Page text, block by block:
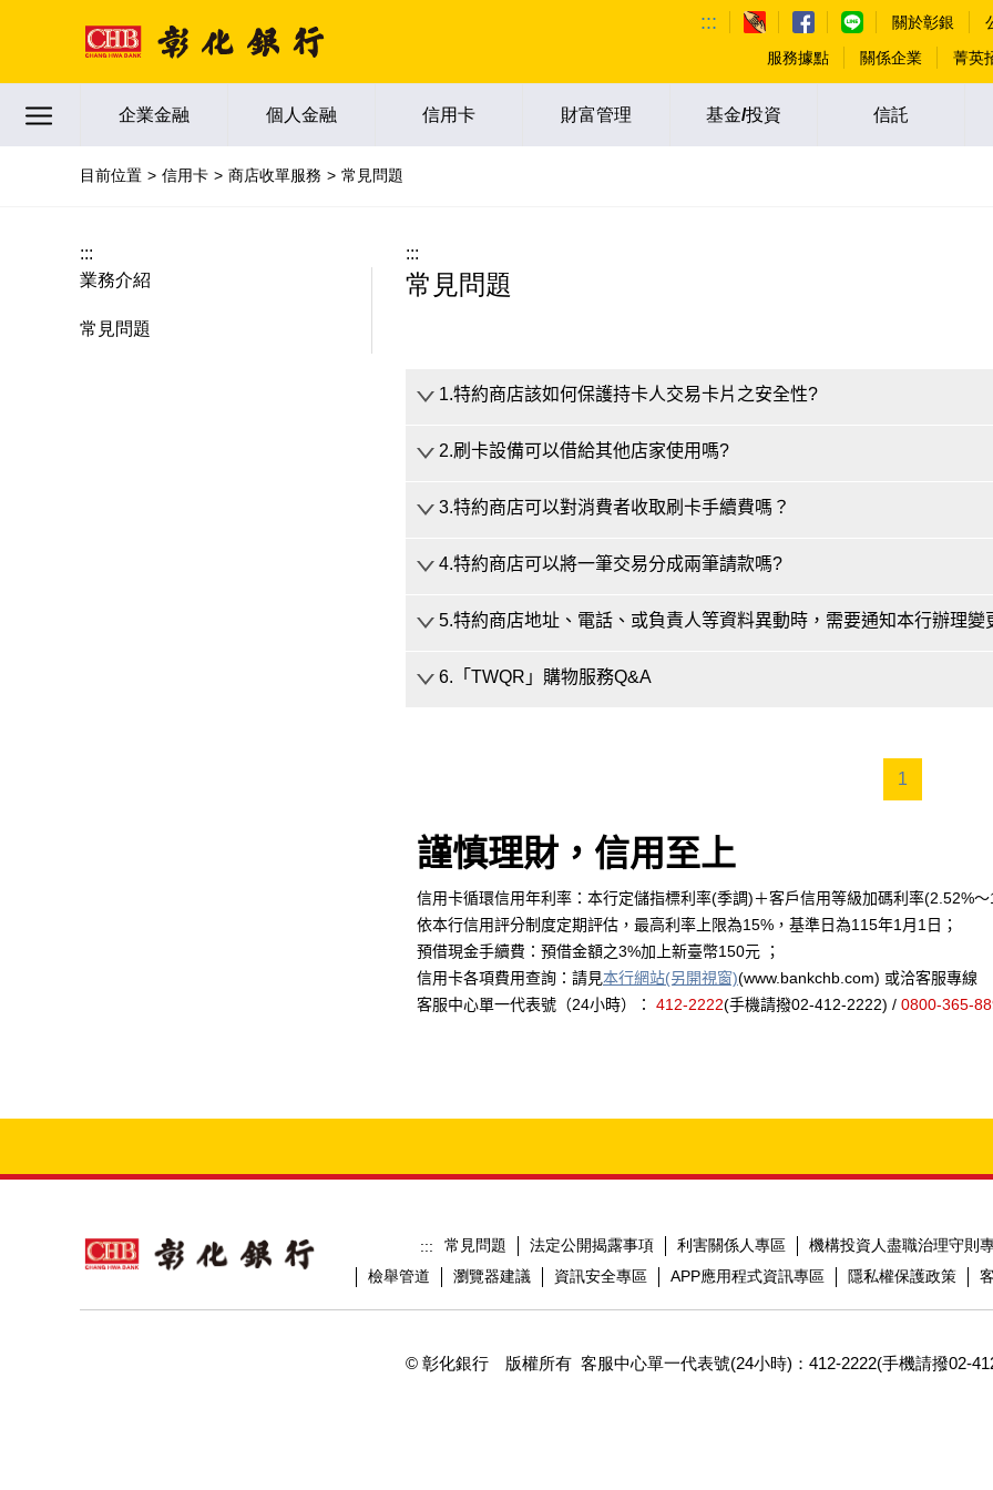
::: 關於彰銀
服務據點
關係企業 菁英
企業金融 個人金融 信用卡 財富管理 基金/投資 信託
目前位置 信用卡 商店收單服務 常見問題
:::
業務介紹
常見問題
:::
常見問題
1.特約商店該如何保護持卡人交易卡片之安全性?
Security Standard,PADSS)規定之系統進行安全防護，且不得儲存信用卡敏
2.刷卡設備可以借給其他店家使用嗎?
備，違反者得以解約並通報財團法人金融聯合徵信中心。
3.特約商店可以對消費者收取刷卡手續費嗎？
4.特約商店可以將一筆交易分成兩筆請款嗎?
5.特約商店地址、電話、或負責人等資料異動時，需要通知本行辦理變
6.「TWQR」購物服務Q&A
1
謹慎理財，信用至上
信用卡循環信用年利率：本行定儲指標利率(季調)＋客戶信用等級加碼利率(2.52%～
依本行信用評分制度定期評估，最高利率上限為15%，基準日為115年1月1日；
預借現金手續費：預借金額之3%加上新臺幣150元 ；
信用卡各項費用查詢：請見本行網站(另開視窗)(www.bankchb.com) 或洽客服專線
客服中心單一代表號（24小時）：
412-2222(手機請撥02-412-2222) / 0800-365-
::: 常見問題 法定公開揭露事項 利害關係人專區 機構投資人盡職治理守則
檢舉管道
瀏覽器建議 資訊安全專區 APP應用程式資訊專區 隱私權保護政策
© 彰化銀行 版權所有 客服中心單一代表號(24小時)：412-2222(手機請撥02-